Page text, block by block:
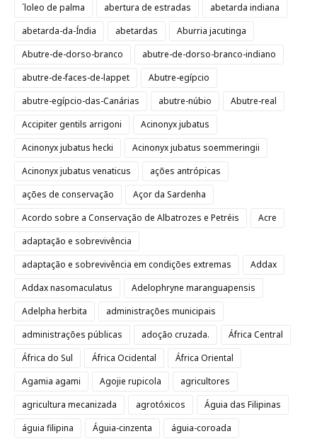
´loleo de palma abertura de estradas
abetarda indiana
abetarda-da-Índia
abetardas
Aburria jacutinga
Abutre-de-dorso-branco
abutre-de-dorso-branco-indiano
abutre-de-faces-de-lappet
Abutre-egípcio
abutre-egípcio-das-Canárias
abutre-núbio
Abutre-real
Accipiter gentils arrigoni
Acinonyx jubatus
Acinonyx jubatus hecki
Acinonyx jubatus soemmeringii
Acinonyx jubatus venaticus
ações antrópicas
ações de conservação
Açor da Sardenha
Acordo sobre a Conservação de Albatrozes e Petréis
Acre
adaptação e sobrevivência
adaptação e sobrevivência em condições extremas
Addax
Addax nasomaculatus
Adelophryne maranguapensis
Adelpha herbita
administrações municipais
administrações públicas
adoção cruzada.
África Central
África do Sul
África Ocidental
África Oriental
Agamia agami
Agojie rupicola
agricultores
agricultura mecanizada
agrotóxicos
Águia das Filipinas
águia filipina
Águia-cinzenta águia-coroada